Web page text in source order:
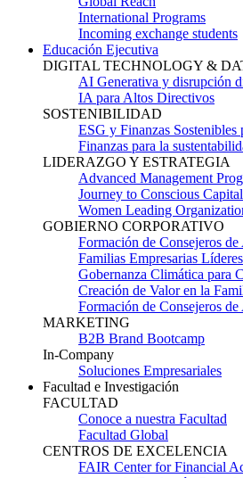
International Programs
Incoming exchange students
Educación Ejecutiva
DIGITAL TECHNOLOGY &
AI Generativa y disrupción
IA para Altos Directivos
SOSTENIBILIDAD
ESG y Finanzas Sostenibles
Finanzas para la
LIDERAZGO Y ESTRATEGIA
Advanced Management
Journey to Conscious
Women Leading
GOBIERNO CORPORATIVO
Formación de Consejeros
Familias Empresarias Líderes
Gobernanza Climática para
Creación de Valor en la
Formación de Consejeros
MARKETING
B2B Brand Bootcamp
In-Company
Soluciones Empresariales
Facultad e Investigación
FACULTAD
Conoce a nuestra Facultad
Facultad Global
CENTROS DE EXCELENCIA
FAIR Center for Financial